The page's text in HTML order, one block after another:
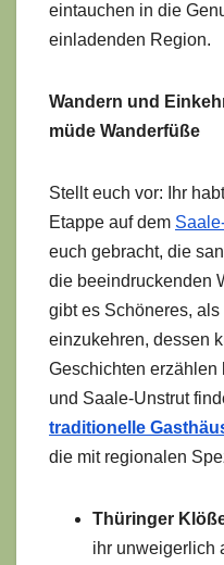
eintauchen in die
einladenden Region.
Wandern und
müde Wanderfüße
Stellt euch vor: Ihr
Etappe auf dem
euch gebracht, die
die beeindruckenden
gibt es Schöneres,
einzukehren, dessen
Geschichten
und Saale-Unstrut
traditionelle
die mit regionalen
Thüringer
ihr unweigerlich